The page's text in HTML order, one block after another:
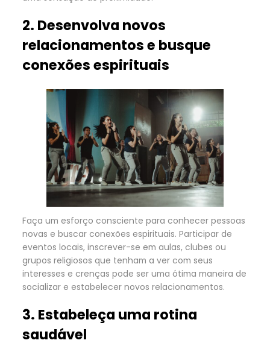
2. Desenvolva novos
relacionamentos e busque
conexões espirituais
Faça um esforço consciente para conhecer pessoas
novas e buscar conexões espirituais. Participar de
eventos locais, inscrever-se em aulas, clubes ou
grupos religiosos que tenham a ver com seus
interesses e crenças pode ser uma ótima maneira de
socializar e estabelecer novos relacionamentos.
3. Estabeleça uma rotina
saudável